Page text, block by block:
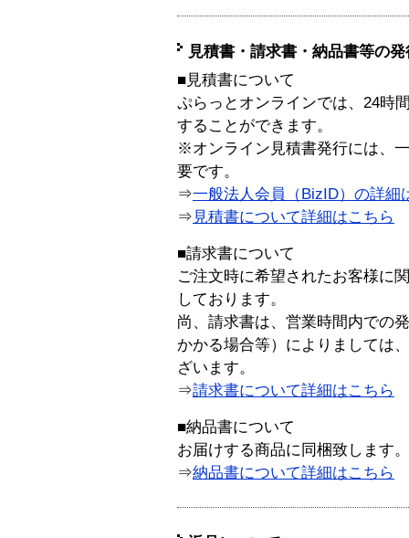
見積書・請求書・納品書等の
■見積書について
ぷらっとオンラインでは、24時
することができます。
※オンライン見積書発行には、
要です。
⇒一般法人会員（BizID）の詳細
⇒ 見積書について詳細はこちら
■請求書について
ご注文時に希望されたお客様に
しております。
尚、請求書は、営業時間内での
かかる場合等）によりましては
ざいます。
⇒請求書について詳細はこちら
■納品書について
お届けする商品に同梱致します。
⇒納品書について詳細はこちら